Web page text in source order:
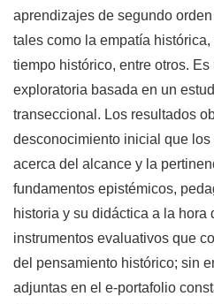
aprendizajes de segundo
tales como la empatía
tiempo histórico, entre otros.
exploratoria basada en un
transeccional. Los resultados
desconocimiento inicial que
acerca del alcance y la
fundamentos epistémicos,
historia y su didáctica a la
instrumentos evaluativos que
del pensamiento histórico; sin
adjuntas en el e-portafolio